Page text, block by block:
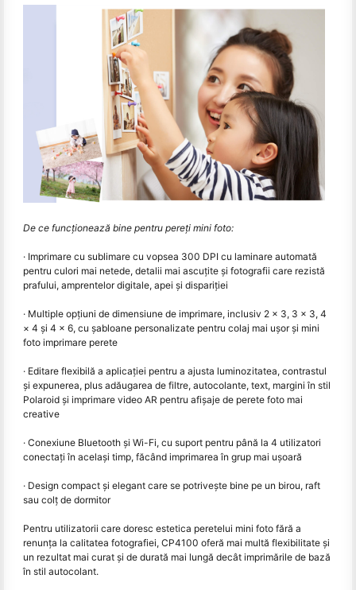
De ce funcționează bine pentru pereți mini foto:
· Imprimare cu sublimare cu vopsea 300 DPI cu laminare automată
pentru culori mai netede, detalii mai ascuțite și fotografii care rezistă
prafului, amprentelor digitale, apei și dispariției
· Multiple opțiuni de dimensiune de imprimare, inclusiv 2 × 3, 3 × 3, 4
× 4 și 4 × 6, cu șabloane personalizate pentru colaj mai ușor și mini
foto imprimare perete
· Editare flexibilă a aplicației pentru a ajusta luminozitatea, contrastul
și expunerea, plus adăugarea de filtre, autocolante, text, margini în stil
Polaroid și imprimare video AR pentru afișaje de perete foto mai
creative
· Conexiune Bluetooth și Wi-Fi, cu suport pentru până la 4 utilizatori
conectați în același timp, făcând imprimarea în grup mai ușoară
· Design compact și elegant care se potrivește bine pe un birou, raft
sau colț de dormitor
Pentru utilizatorii care doresc estetica peretelui mini foto fără a
renunța la calitatea fotografiei, CP4100 oferă mai multă flexibilitate și
un rezultat mai curat și de durată mai lungă decât imprimările de bază
în stil autocolant.